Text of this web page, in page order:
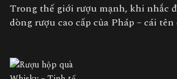
Trong thế giới rượu mạnh, khi nhắc
dòng rượu cao cấp của Pháp – cái tên